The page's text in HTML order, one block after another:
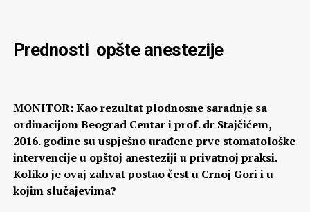
Prednosti opšte anestezije
MONITOR: Kao rezultat plodnosne saradnje sa
ordinacijom Beograd Centar i prof. dr Stajčićem,
2016. godine su uspješno urađene prve stomatološke
intervencije u opštoj anesteziji u privatnoj praksi.
Koliko je ovaj zahvat postao čest u Crnoj Gori i u
kojim slučajevima?